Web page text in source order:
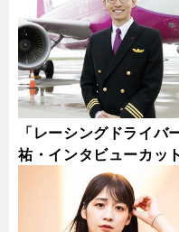
「レーシングドライ
祐・インタビューカッ